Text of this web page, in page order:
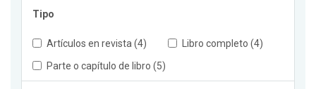
Tipo
Artículos en revista (4)
Libro completo (4)
Parte o capítulo de libro (5)